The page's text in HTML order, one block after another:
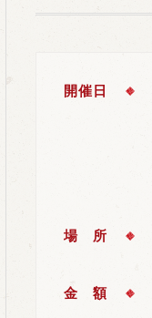
開催日
場 所
金 額